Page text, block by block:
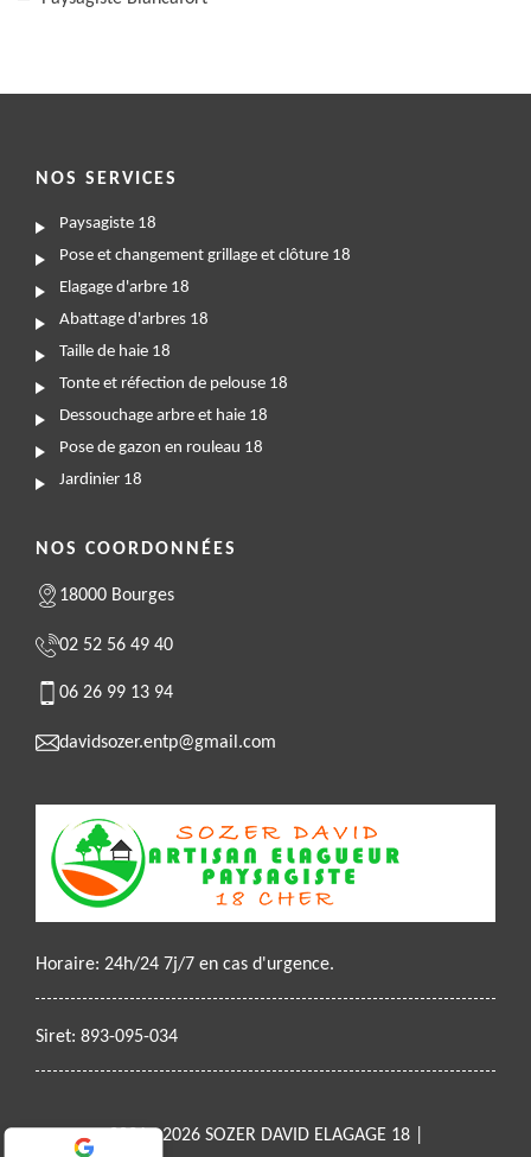
NOS SERVICES
Paysagiste 18
Pose et changement grillage et clôture 18
Elagage d'arbre 18
Abattage d'arbres 18
Taille de haie 18
Tonte et réfection de pelouse 18
Dessouchage arbre et haie 18
Pose de gazon en rouleau 18
Jardinier 18
NOS COORDONNÉES
18000 Bourges
02 52 56 49 40
06 26 99 13 94
davidsozer.entp@gmail.com
Horaire: 24h/24 7j/7 en cas d'urgence.
Siret: 893-095-034
2021 - 2026 SOZER DAVID ELAGAGE 18 |